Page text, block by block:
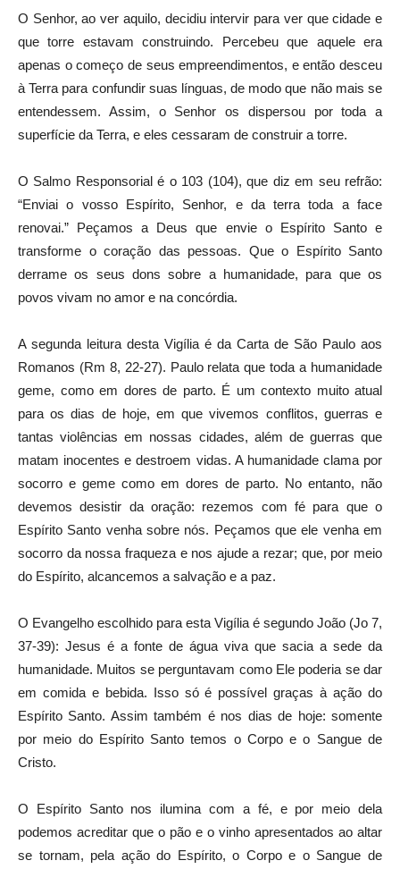
O Senhor, ao ver aquilo, decidiu intervir para ver que cidade e
que torre estavam construindo. Percebeu que aquele era
apenas o começo de seus empreendimentos, e então desceu
à Terra para confundir suas línguas, de modo que não mais se
entendessem. Assim, o Senhor os dispersou por toda a
superfície da Terra, e eles cessaram de construir a torre.
O Salmo Responsorial é o 103 (104), que diz em seu refrão:
“Enviai o vosso Espírito, Senhor, e da terra toda a face
renovai.” Peçamos a Deus que envie o Espírito Santo e
transforme o coração das pessoas. Que o Espírito Santo
derrame os seus dons sobre a humanidade, para que os
povos vivam no amor e na concórdia.
A segunda leitura desta Vigília é da Carta de São Paulo aos
Romanos (Rm 8, 22-27). Paulo relata que toda a humanidade
geme, como em dores de parto. É um contexto muito atual
para os dias de hoje, em que vivemos conflitos, guerras e
tantas violências em nossas cidades, além de guerras que
matam inocentes e destroem vidas. A humanidade clama por
socorro e geme como em dores de parto. No entanto, não
devemos desistir da oração: rezemos com fé para que o
Espírito Santo venha sobre nós. Peçamos que ele venha em
socorro da nossa fraqueza e nos ajude a rezar; que, por meio
do Espírito, alcancemos a salvação e a paz.
O Evangelho escolhido para esta Vigília é segundo João (Jo 7,
37-39): Jesus é a fonte de água viva que sacia a sede da
humanidade. Muitos se perguntavam como Ele poderia se dar
em comida e bebida. Isso só é possível graças à ação do
Espírito Santo. Assim também é nos dias de hoje: somente
por meio do Espírito Santo temos o Corpo e o Sangue de
Cristo.
O Espírito Santo nos ilumina com a fé, e por meio dela
podemos acreditar que o pão e o vinho apresentados ao altar
se tornam, pela ação do Espírito, o Corpo e o Sangue de